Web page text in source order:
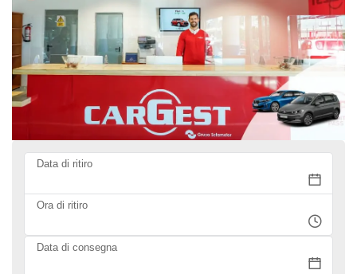
Data di ritiro
Ora di ritiro
Data di consegna